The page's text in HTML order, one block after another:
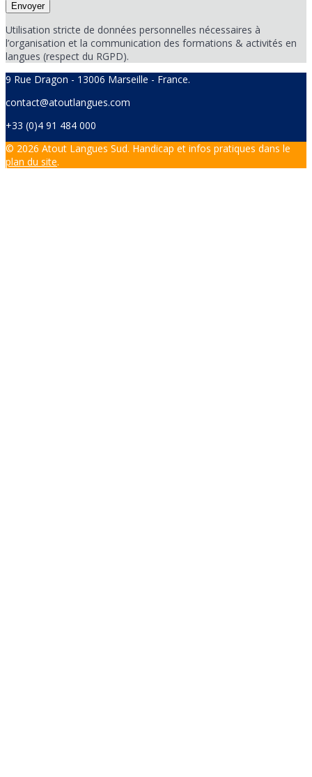
Utilisation stricte de données personnelles nécessaires à
l’organisation et la communication des formations & activités en
langues (respect du RGPD).
9 Rue Dragon - 13006 Marseille - France.
contact@atoutlangues.com
+33 (0)4 91 484 000
© 2026 Atout Langues Sud. Handicap et infos pratiques dans le
plan du site.